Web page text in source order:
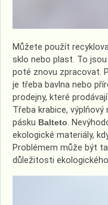
Můžete použít
sklo nebo plast. To
poté znovu zpracovat.
je třeba bavlna nebo
prodejny, které
Třeba krabice,
pásku Balteto.
ekologické materiály,
Problémem může být
důležitosti